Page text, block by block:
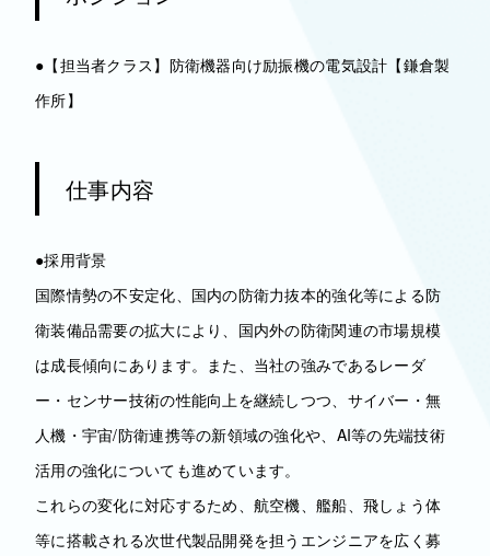
●【担当者クラス】防衛機器向け励振機の電気設計【鎌倉製
作所】
仕事内容
●採用背景
国際情勢の不安定化、国内の防衛力抜本的強化等による防
衛装備品需要の拡大により、国内外の防衛関連の市場規模
は成長傾向にあります。また、当社の強みであるレーダ
ー・センサー技術の性能向上を継続しつつ、サイバー・無
人機・宇宙/防衛連携等の新領域の強化や、AI等の先端技術
活用の強化についても進めています。
これらの変化に対応するため、航空機、艦船、飛しょう体
等に搭載される次世代製品開発を担うエンジニアを広く募